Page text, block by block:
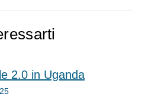
2.0 in Uganda